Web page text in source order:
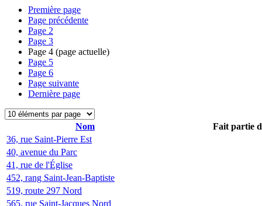
Première page
Page précédente
Page 2
Page 3
Page 4 (page actuelle)
Page 5
Page 6
Page suivante
Dernière page
Nom
Fait partie
36, rue Saint-Pierre Est
40, avenue du Parc
41, rue de l'Église
452, rang Saint-Jean-Baptiste
519, route 297 Nord
565, rue Saint-Jacques Nord